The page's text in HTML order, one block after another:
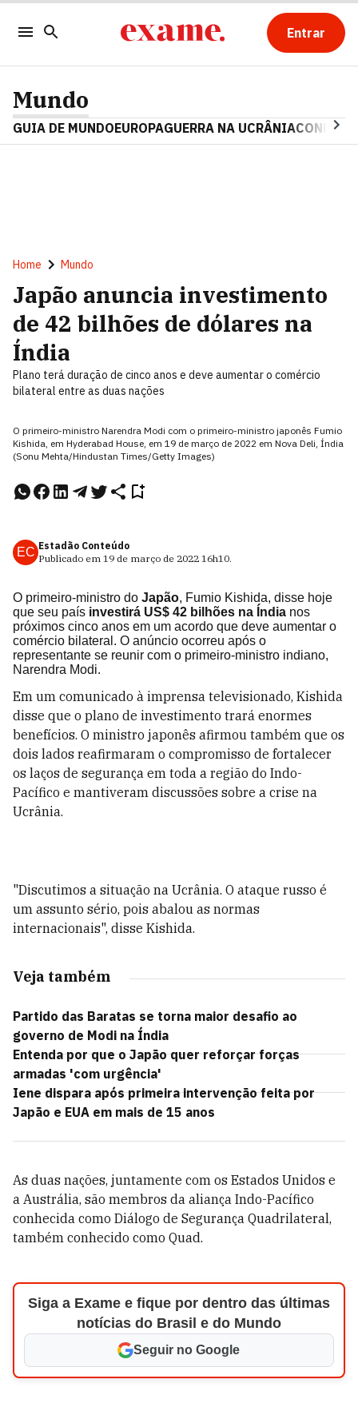
Entrar
Mundo
GUIA DE MUNDOEUROPAGUERRA NA UCRÂNIA
Home Mundo
Japão anuncia investimento
de 42 bilhões de dólares na
Índia
Plano terá duração de cinco anos e deve aumentar o comércio
bilateral entre as duas nações
O primeiro-ministro Narendra Modi com o primeiro-ministro japonês Fumio
Kishida, em Hyderabad House, em 19 de março de 2022 em Nova Deli, Índia
(Sonu Mehta/Hindustan Times/Getty Images)
EC Estadão Conteúdo
Publicado em 19 de março de 2022 16h10.
O primeiro-ministro do Japão, Fumio Kishida, disse hoje
que seu país investirá US$ 42 bilhões na Índia nos
próximos cinco anos em um acordo que deve aumentar o
comércio bilateral. O anúncio ocorreu após o
representante se reunir com o primeiro-ministro indiano,
Narendra Modi.
Em um comunicado à imprensa televisionado, Kishida
disse que o plano de investimento trará enormes
benefícios. O ministro japonês afirmou também que os
dois lados reafirmaram o compromisso de fortalecer
os laços de segurança em toda a região do Indo-
Pacífico e mantiveram discussões sobre a crise na
Ucrânia.
"Discutimos a situação na Ucrânia. O ataque russo é
um assunto sério, pois abalou as normas
internacionais", disse Kishida.
Veja também
Partido das Baratas se torna maior desafio ao
governo de Modi na Índia
Entenda por que o Japão quer reforçar forças
armadas 'com urgência'
Iene dispara após primeira intervenção feita por
Japão e EUA em mais de 15 anos
As duas nações, juntamente com os Estados Unidos e
a Austrália, são membros da aliança Indo-Pacífico
conhecida como Diálogo de Segurança Quadrilateral,
também conhecido como Quad.
Siga a Exame e fique por dentro das últimas
notícias do Brasil e do Mundo
Seguir no Google